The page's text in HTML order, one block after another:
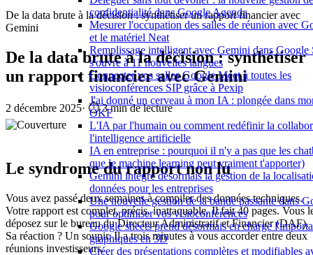
confidentialité dans Google Agenda
Mesurer l'occupation des salles de réunion avec
et le matériel Neat
Remplissage intelligent avec Gemini dans Google
s'ouvre à 11 nouvelles langues
Connecter vos salles Google Meet à toutes les
visioconférences SIP grâce à Pexip
J'ai donné un cerveau à mon IA : plongée dans
OKF
L'IA par l'humain ou comment redéfinir la
l'intelligence artificielle
IA en entreprise : pourquoi il n'y a pas que les
que le machine learning peut vraiment t'apporter)
Gemini intègre désormais la gestion de la
données pour les entreprises
Une nouvelle gestion de la bande passante dans
pour optimiser vos visioconférences
Google sheets prend désormais en charge
graphiques en 3D
Créer des présentations complètes et modifiables
De la data brute à la décision : synthétiser un rapport financier avec
Gemini
De la data brute à la décision : synthétiser
un rapport financier avec Gemini
2 décembre 2025· ⏱️ 3 min de lecture
Le syndrome du rapport non lu
Vous avez passé deux semaines à compiler des données techniques.
Votre rapport est complet, précis, inattaquable. Il fait 40 pages. Vous
déposez sur le bureau du Directeur Administratif et Financier (DAF).
Sa réaction ? Un soupir. Il a trois minutes à vous accorder entre deux
réunions investisseurs.